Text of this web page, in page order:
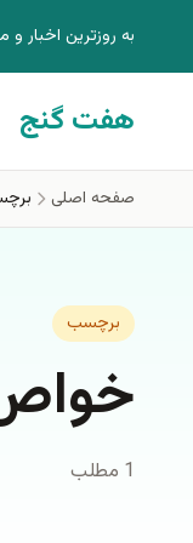
به روزترين اخبار
هفت گنج
صفحه اصلی
برچسب
خواص
1 مطلب